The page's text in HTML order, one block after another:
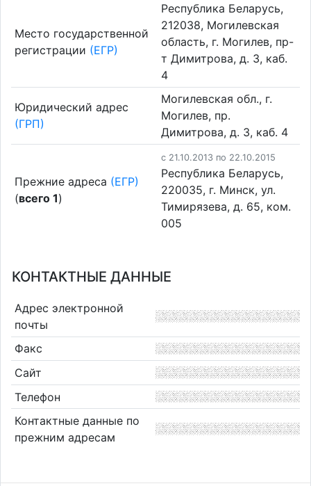
Место государственной
регистрации (ЕГР)
Республика Беларусь,
212038, Могилевская
область, г. Могилев, пр-
т Димитрова, д. 3, каб.
4
Юридический адрес
(ГРП)
Могилевская обл., г.
Могилев, пр.
Димитрова, д. 3, каб. 4
Прежние адреса (ЕГР)
(всего 1)
c 21.10.2013 по 22.10.2015
Республика Беларусь,
220035, г. Минск, ул.
Тимирязева, д. 65, ком.
005
КОНТАКТНЫЕ ДАННЫЕ
Адрес электронной
почты
Факс
Сайт
Телефон
Контактные данные по
прежним адресам